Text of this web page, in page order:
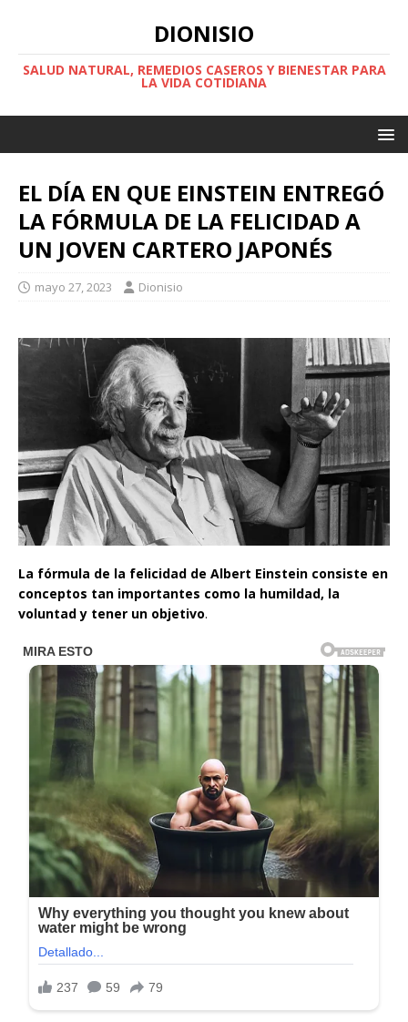
DIONISIO
SALUD NATURAL, REMEDIOS CASEROS Y BIENESTAR PARA
LA VIDA COTIDIANA
EL DÍA EN QUE EINSTEIN ENTREGÓ
LA FÓRMULA DE LA FELICIDAD A
UN JOVEN CARTERO JAPONÉS
mayo 27, 2023 Dionisio
La fórmula de la felicidad de Albert Einstein consiste en
conceptos tan importantes como la humildad, la
voluntad y tener un objetivo.